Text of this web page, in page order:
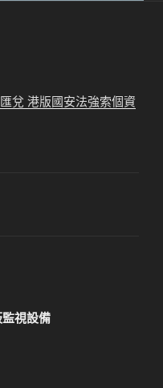
兌 港版國安法強索個資
監視設備